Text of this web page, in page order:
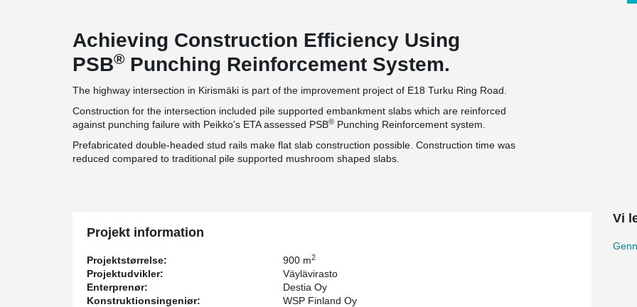
Achieving Construction Efficiency Using
PSB® Punching Reinforcement System.
The highway intersection in Kirismäki is part of the improvement project of E18 Turku Ring Road.
Construction for the intersection included pile supported embankment slabs which are reinforced
against punching failure with Peikko's ETA assessed PSB® Punching Reinforcement system.
Prefabricated double-headed stud rails make flat slab construction possible. Construction time was
reduced compared to traditional pile supported mushroom shaped slabs.
Projekt information
Projektstørrelse: 900 m2
Projektudvikler:
Väylävirasto
Enterprenør:
Destia Oy
Konstruktionsingeniør:
WSP Finland Oy
Vi